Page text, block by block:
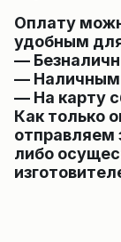
Оплату
удобным
—
—
— На карту
Как только
отправляем
либо